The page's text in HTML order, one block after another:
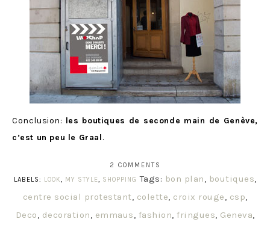
Conclusion: les boutiques de seconde main de Genève,
c’est un peu le Graal.
2 COMMENTS
LABELS: LOOK, MY STYLE, SHOPPING Tags: bon plan, boutiques,
centre social protestant, colette, croix rouge, csp,
Deco, decoration, emmaus, fashion, fringues, Geneva,